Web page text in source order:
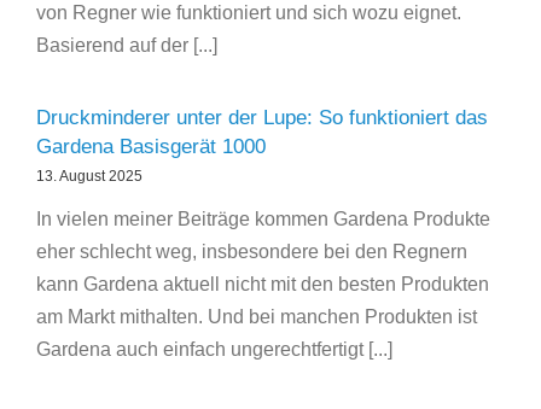
von Regner wie funktioniert und sich wozu eignet.
Basierend auf der [...]
Druckminderer unter der Lupe: So funktioniert das
Gardena Basisgerät 1000
13. August 2025
In vielen meiner Beiträge kommen Gardena Produkte
eher schlecht weg, insbesondere bei den Regnern
kann Gardena aktuell nicht mit den besten Produkten
am Markt mithalten. Und bei manchen Produkten ist
Gardena auch einfach ungerechtfertigt [...]